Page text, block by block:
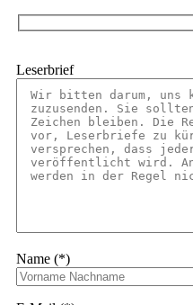
Leserbrief
Name (*)